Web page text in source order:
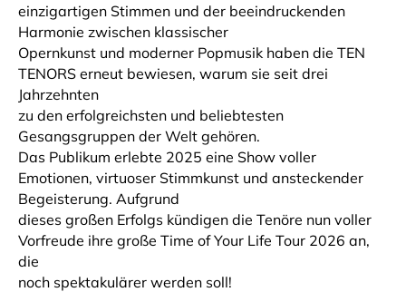
einzigartigen Stimmen und der beeindruckenden
Harmonie zwischen klassischer
Opernkunst und moderner Popmusik haben die TEN
TENORS erneut bewiesen, warum sie seit drei
Jahrzehnten
zu den erfolgreichsten und beliebtesten
Gesangsgruppen der Welt gehören.
Das Publikum erlebte 2025 eine Show voller
Emotionen, virtuoser Stimmkunst und ansteckender
Begeisterung. Aufgrund
dieses großen Erfolgs kündigen die Tenöre nun voller
Vorfreude ihre große Time of Your Life Tour 2026 an,
die
noch spektakulärer werden soll!